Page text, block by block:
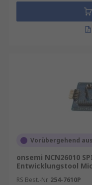
Vorübergehend
onsemi NCN26010
Entwicklungstool
RS Best.-Nr. 254-7610P